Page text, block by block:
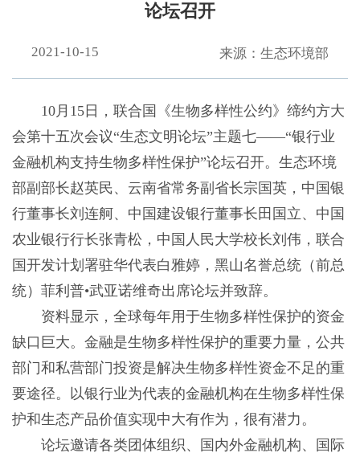
论坛召开
2021-10-15 来源：生态环境部
10月15日，联合国《生物多样性公约》缔约方大
会第十五次会议“生态文明论坛”主题七——“银行业
金融机构支持生物多样性保护”论坛召开。生态环境
部副部长赵英民、云南省常务副省长宗国英，中国银
行董事长刘连舸、中国建设银行董事长田国立、中国
农业银行行长张青松，中国人民大学校长刘伟，联合
国开发计划署驻华代表白雅婷，黑山名誉总统（前总
统）菲利普•武亚诺维奇出席论坛并致辞。
资料显示，全球每年用于生物多样性保护的资金
缺口巨大。金融是生物多样性保护的重要力量，公共
部门和私营部门投资是解决生物多样性资金不足的重
要途径。以银行业为代表的金融机构在生物多样性保
护和生态产品价值实现中大有作为，很有潜力。
论坛邀请各类团体组织、国内外金融机构、国际